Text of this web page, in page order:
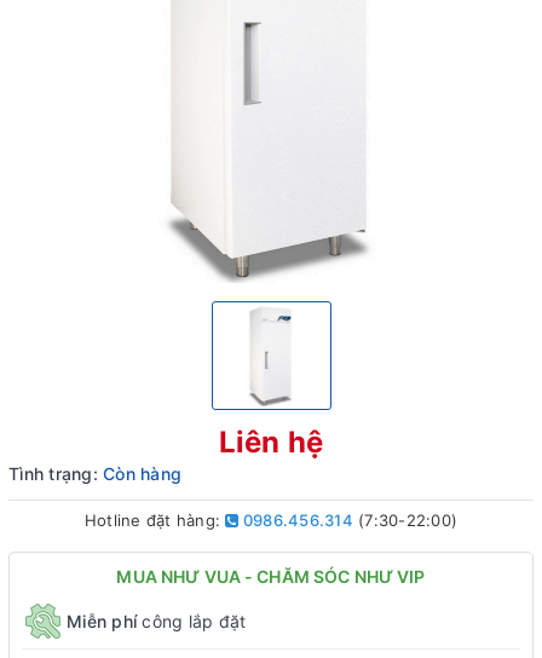
Liên hệ
Tình trạng: Còn hàng
Hotline đặt hàng: 0986.456.314 (7:30-22:00)
MUA NHƯ VUA - CHĂM SÓC NHƯ VIP
Miễn phícông lắp đặt